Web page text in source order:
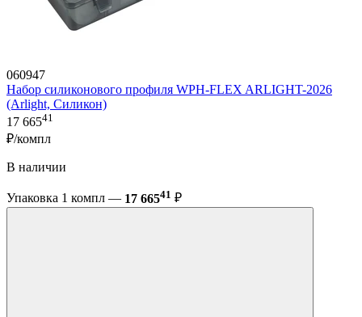
060947
Набор силиконового профиля WPH-FLEX ARLIGHT-2026
(Arlight, Силикон)
17 66541
₽/компл
В наличии
Упаковка 1 компл — 17 66541 ₽